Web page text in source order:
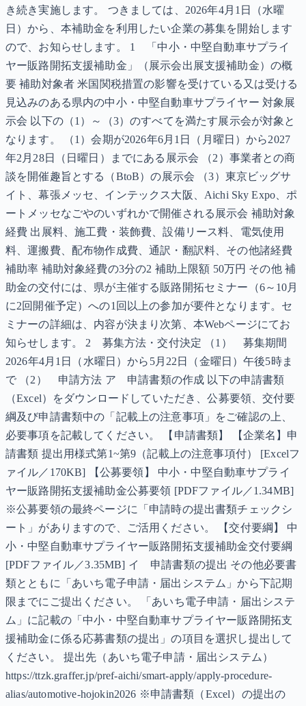
き続き実施します。 つきましては、2026年4月1日（水曜
日）から、本補助金を利用したい企業の募集を開始します
ので、お知らせします。 1 「中小・中堅自動車サプライ
ヤー販路開拓支援補助金」（展示会出展支援補助金）の概
要 補助対象者 米国関税措置の影響を受けている又は受ける
見込みのある県内の中小・中堅自動車サプライヤー 対象展
示会 以下の（1）～（3）のすべてを満たす展示会が対象と
なります。 （1）会期が2026年6月1日（月曜日）から2027
年2月28日（日曜日）までにある展示会 （2）事業者との商
談を開催趣旨とする（BtoB）の展示会 （3）東京ビッグサ
イト、幕張メッセ、インテックス大阪、Aichi Sky Expo、ポ
ートメッセなごやのいずれかで開催される展示会 補助対象
経費 出展料、施工費・装飾費、設備リース料、電気使用
料、運搬費、配布物作成費、通訳・翻訳料、その他諸経費
補助率 補助対象経費の3分の2 補助上限額 50万円 その他 補
助金の交付には、県が主催する販路開拓セミナー（6～10月
に2回開催予定）への1回以上の参加が要件となります。セ
ミナーの詳細は、内容が決まり次第、本Webページにてお
知らせします。 2 募集方法・交付決定 （1） 募集期間
2026年4月1日（水曜日）から5月22日（金曜日）午後5時ま
で （2） 申請方法 ア 申請書類の作成 以下の申請書類
（Excel）をダウンロードしていただき、公募要領、交付要
綱及び申請書類中の「記載上の注意事項」をご確認の上、
必要事項を記載してください。 【申請書類】 【企業名】申
請書類 提出用様式第1~第9（記載上の注意事項付） [Excelフ
ァイル／170KB] 【公募要領】 中小・中堅自動車サプライ
ヤー販路開拓支援補助金公募要領 [PDFファイル／1.34MB]
※公募要領の最終ページに「申請時の提出書類チェックシ
ート」がありますので、ご活用ください。 【交付要綱】 中
小・中堅自動車サプライヤー販路開拓支援補助金交付要綱
[PDFファイル／3.35MB] イ 申請書類の提出 その他必要書
類とともに「あいち電子申請・届出システム」から下記期
限までにご提出ください。 「あいち電子申請・届出システ
ム」に記載の「中小・中堅自動車サプライヤー販路開拓支
援補助金に係る応募書類の提出」の項目を選択し提出して
ください。 提出先（あいち電子申請・届出システム）
https://ttzk.graffer.jp/pref-aichi/smart-apply/apply-procedure-
alias/automotive-hojokin2026 ※申請書類（Excel）の提出の